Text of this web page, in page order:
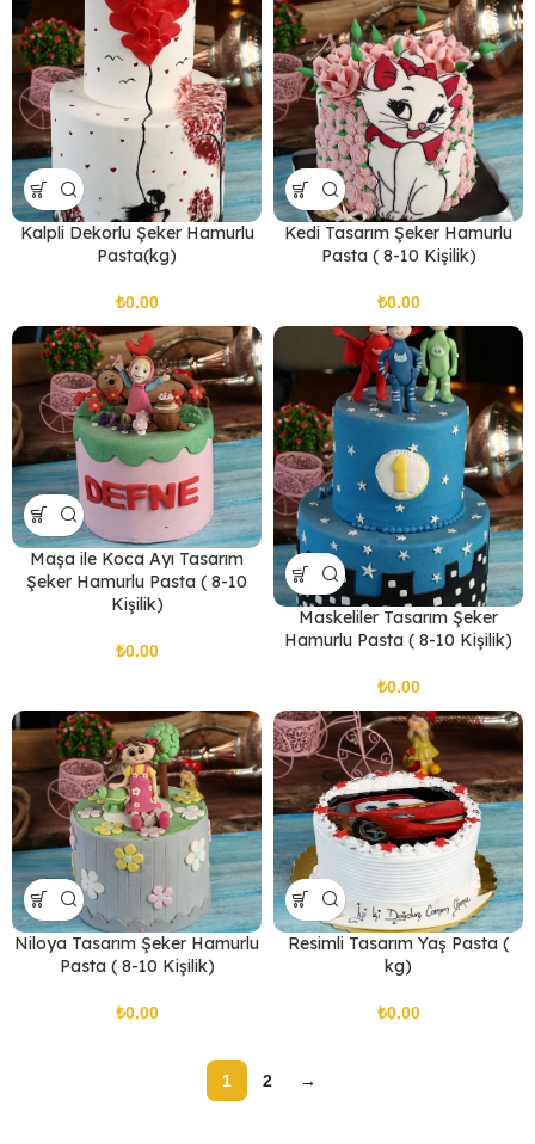
Kalpli Dekorlu Şeker Hamurlu
Pasta(kg)
₺
Kedi Tasarım Şeker Hamurlu
Pasta ( 8-10 Kişilik)
₺
Maşa ile Koca Ayı Tasarım
Şeker Hamurlu Pasta ( 8-10
Kişilik)
₺
Maskeliler Tasarım Şeker
Hamurlu Pasta ( 8-10 Kişilik)
₺
Niloya Tasarım Şeker Hamurlu
Pasta ( 8-10 Kişilik)
₺
Resimli Tasarım Yaş Pasta (
kg)
₺
1 2 →